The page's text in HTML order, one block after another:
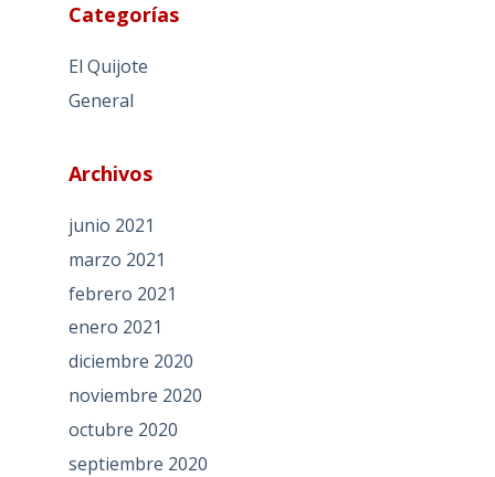
Categorías
El Quijote
General
Archivos
junio 2021
marzo 2021
febrero 2021
enero 2021
diciembre 2020
noviembre 2020
octubre 2020
septiembre 2020